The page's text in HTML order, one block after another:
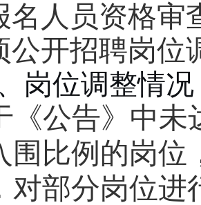
名人员资格审
公开招聘岗位
岗位调整情况
《公告》中未
围比例 的岗位
对部分岗位进